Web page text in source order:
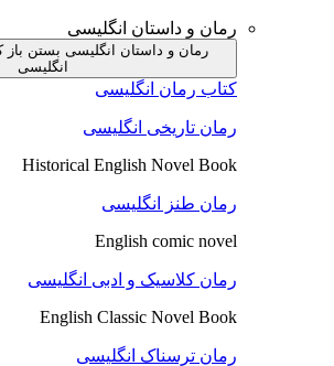
رمان و داستان انگلیسی
رمان و داستان انگلیسی بستن
انگلیسی
کتاب رمان انگلیسی
رمان تاریخی انگلیسی
Historical English Novel Book
رمان طنز انگلیسی
English comic novel
رمان کلاسیک و ادبی انگلیسی
English Classic Novel Book
رمان ترسناک انگلیسی